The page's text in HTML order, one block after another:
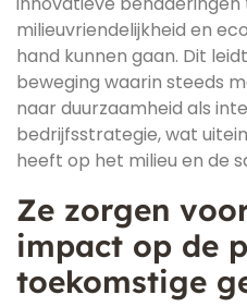
milieuvriendelijkheid en
hand kunnen gaan. Dit
beweging waarin steeds
naar duurzaamheid als
bedrijfsstrategie, wat
heeft op het milieu en de
Ze zorgen
impact op de
toekomstige